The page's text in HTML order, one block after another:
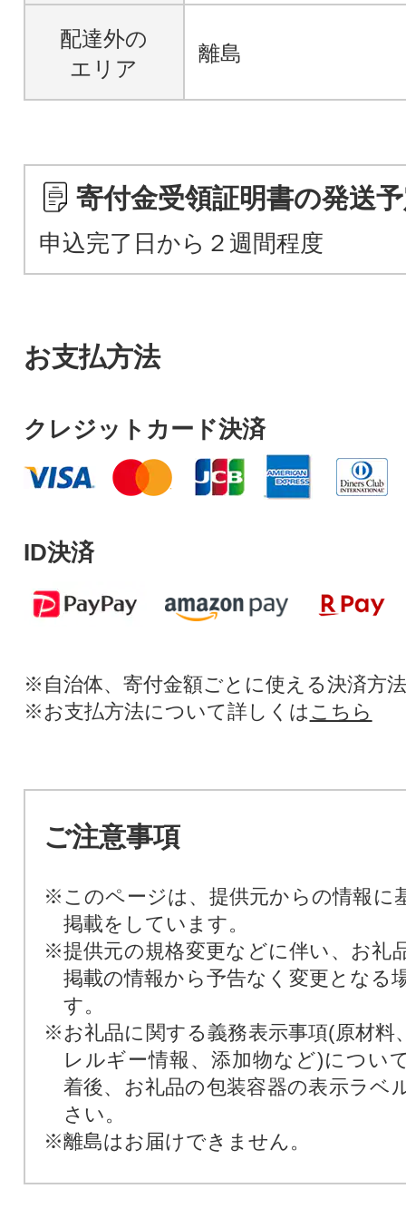
配達外の
エリア
離島
寄付金受領証明書の発送
申込完了日から２週間程度
お支払方法
クレジットカード決済
ID決済
※自治体、寄付金額ごとに使える決済方
※お支払方法について詳しくは こちら
ご注意事項
※このページは、提供元からの情報に
掲載をしています。
※提供元の規格変更などに伴い、お礼
掲載の情報から予告なく変更となる
す。
※お礼品に関する義務表示事項(原材料
レルギー情報、添加物など)につい
着後、お礼品の包装容器の表示ラベ
さい。
※離島はお届けできません。